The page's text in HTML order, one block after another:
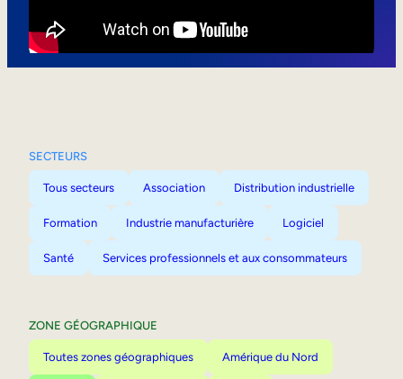
SECTEURS
Tous secteurs Association Distribution industrielle
Formation Industrie manufacturière Logiciel
Santé Services professionnels et aux consommateurs
ZONE GÉOGRAPHIQUE
Toutes zones géographiques Amérique du Nord